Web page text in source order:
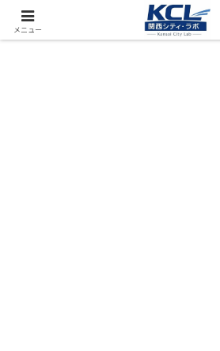
都市再開発をフィールド調査（累計ア
メニュー